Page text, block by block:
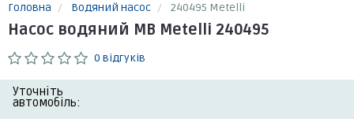
Головна Водяний насос 240495 Metelli
Насос водяний MB Metelli 240495
0 відгуків
Уточніть
автомобіль: